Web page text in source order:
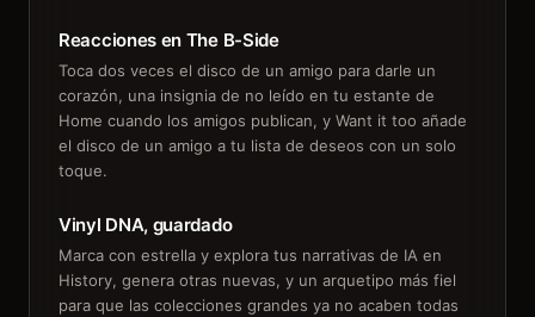
Reacciones en The B-Side
Toca dos veces el disco de un amigo para darle un
corazón, una insignia de no leído en tu estante de
Home cuando los amigos publican, y Want it too añade
el disco de un amigo a tu lista de deseos con un solo
toque.
Vinyl DNA, guardado
Marca con estrella y explora tus narrativas de IA en
History, genera otras nuevas, y un arquetipo más fiel
para que las colecciones grandes ya no acaben todas